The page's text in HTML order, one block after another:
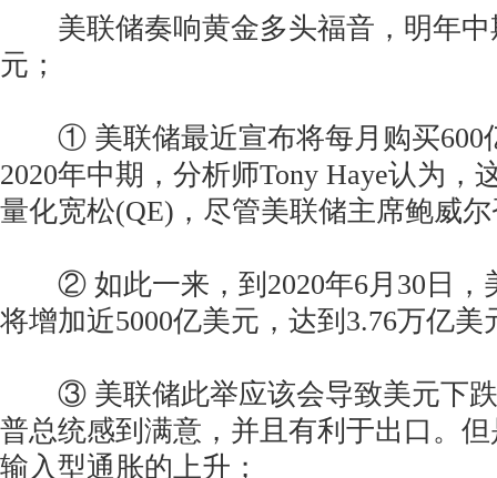
美联储奏响黄金多头福音，明年中
元；
① 美联储最近宣布将每月购买600
2020年中期，分析师Tony Haye认为，
量化宽松(QE)，尽管美联储主席鲍威
② 如此一来，到2020年6月30日，
将增加近5000亿美元，达到3.76万亿美
③ 美联储此举应该会导致美元下跌
普总统感到满意，并且有利于出口。
输入型通胀的上升；